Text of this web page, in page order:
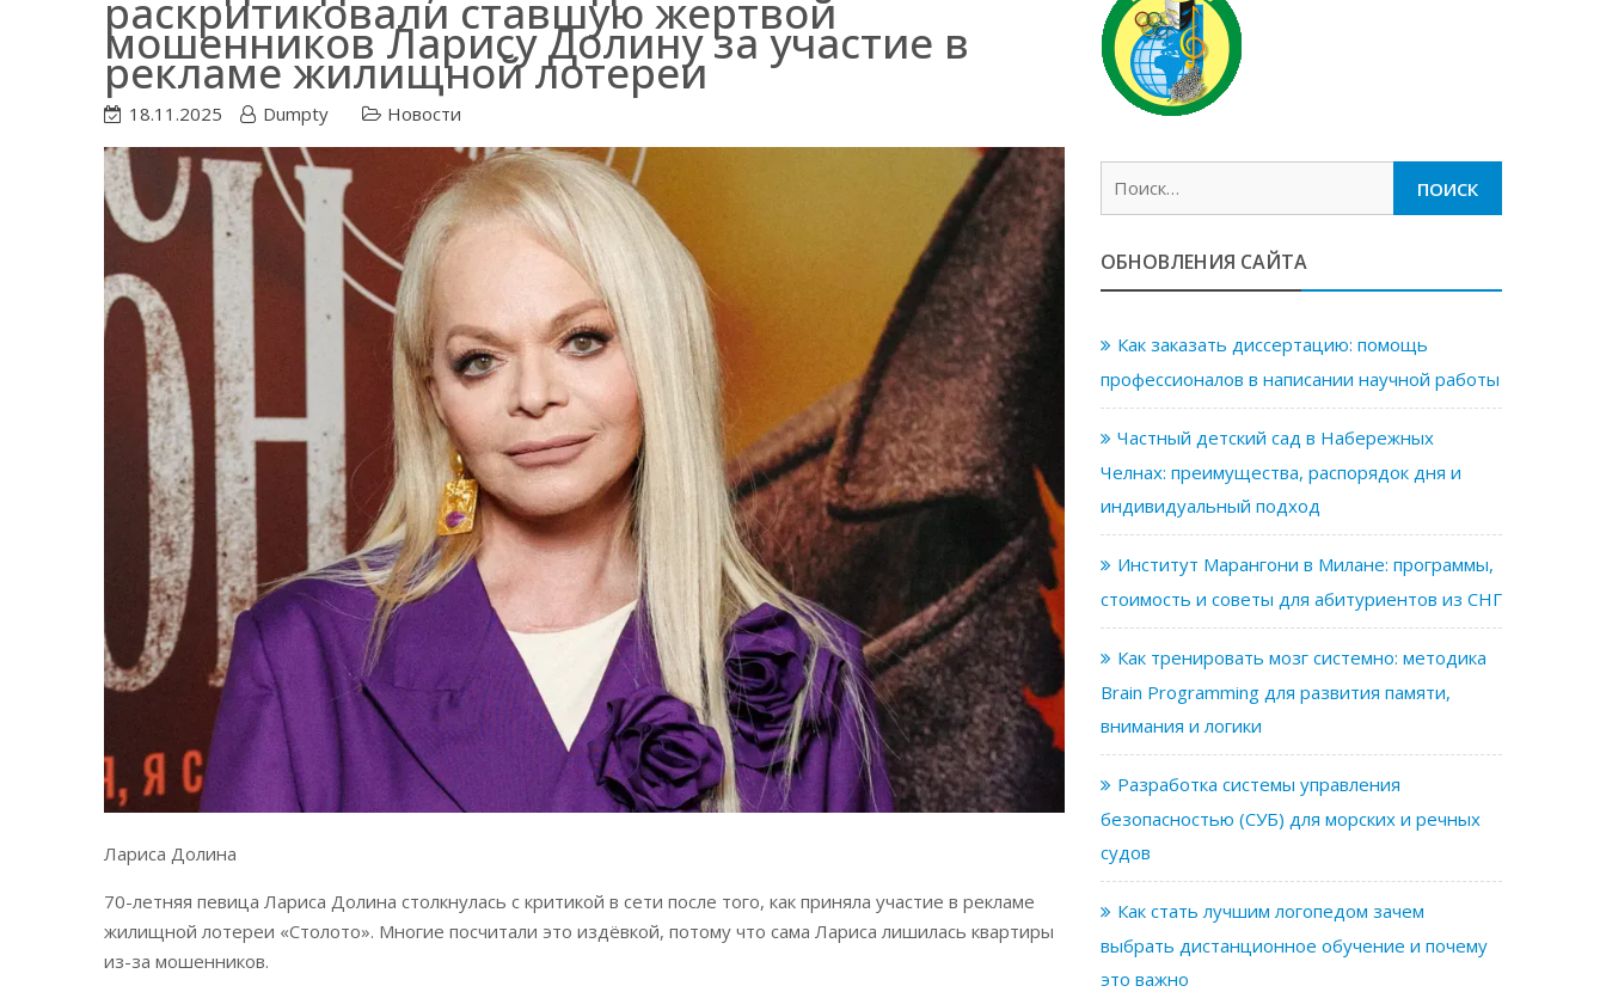
раскритиковали ставшую жертвой
мошенников Ларису Долину за участие в
рекламе жилищной лотереи
18.11.2025 Dumpty Новости
Лариса Долина
70-летняя певица Лариса Долина столкнулась с критикой в сети после того, как приняла участие в рекламе
жилищной лотереи «Столото». Многие посчитали это издёвкой, потому что сама Лариса лишилась квартиры
из-за мошенников.
ОБНОВЛЕНИЯ САЙТА
Как заказать диссертацию: помощь
профессионалов в написании научной работы
Частный детский сад в Набережных
Челнах: преимущества, распорядок дня и
индивидуальный подход
Институт Марангони в Милане: программы,
стоимость и советы для абитуриентов из СНГ
Как тренировать мозг системно: методика
Brain Programming для развития памяти,
внимания и логики
Разработка системы управления
безопасностью (СУБ) для морских и речных
судов
Как стать лучшим логопедом зачем
выбрать дистанционное обучение и почему
это важно